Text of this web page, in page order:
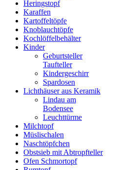
Heringstopf
Karaffen
Kartoffeltöpfe
Knoblauchtöpfe
Kochlöffelbehälter
Kinder
Geburtsteller
Taufteller
Kindergeschirr
Spardosen
Lichthäuser aus Keramik
Lindau am
Bodensee
Leuchttürme
Milchtopf
Müslischalen
Naschtöpfchen
Obstsieb mit Abtropfteller
Ofen Schmortopf